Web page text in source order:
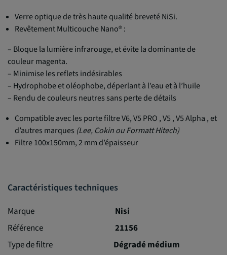
Verre optique de très haute qualité breveté NiSi.
Revêtement Multicouche Nano®:
– Bloque la lumière infrarouge, et évite la dominante de
couleur magenta.
– Minimise les reflets indésirables
– Hydrophobe et oléophobe, déperlant à l’eau et à l’huile
– Rendu de couleurs neutres sans perte de détails
Compatible avec les porte filtre V6, V5 PRO , V5 , V5 Alpha , et
d’autres marques (Lee, Cokin ou Formatt Hitech)
Filtre 100x150mm, 2 mm d’épaisseur
Caractéristiques techniques
Marque
Nisi
Référence
21156
Type de filtre
Dégradé médium